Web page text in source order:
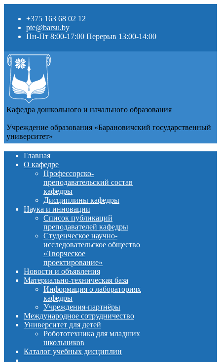
+375 163 68 02 12
pte@barsu.by
Пн-Пт 8:00-17:00 Перерыв 13:00-14:00
Кафедра дошкольного и начального образования
Учреждение образования «Барановичский государственный
университет»
Главная
О кафедре
Профессорско-
преподавательский состав
кафедры
Дисциплины кафедры
Наука и инновации
Список публикаций
преподавателей кафедры
Студенческое научно-
исследовательское общество
«Творческое
проектирование»
Новости и объявления
Материально-техническая база
Информация о лабораториях
кафедры
Учреждения-партнёры
Международное сотрудничество
Университет для детей
Робототехника для младших
школьников
Каталог учебных дисциплин